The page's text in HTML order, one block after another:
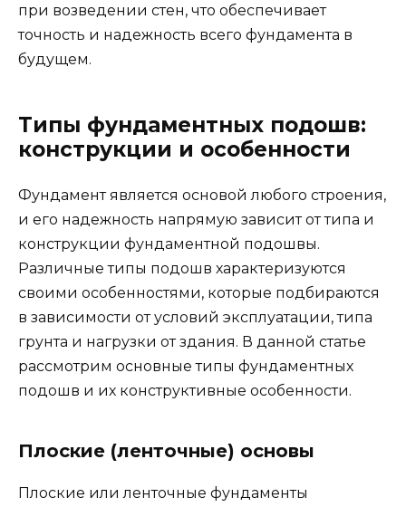
при возведении стен, что обеспечивает
точность и надежность всего фундамента в
будущем.
Типы фундаментных подошв:
конструкции и особенности
Фундамент является основой любого строения,
и его надежность напрямую зависит от типа и
конструкции фундаментной подошвы.
Различные типы подошв характеризуются
своими особенностями, которые подбираются
в зависимости от условий эксплуатации, типа
грунта и нагрузки от здания. В данной статье
рассмотрим основные типы фундаментных
подошв и их конструктивные особенности.
Плоские (ленточные) основы
Плоские или ленточные фундаменты